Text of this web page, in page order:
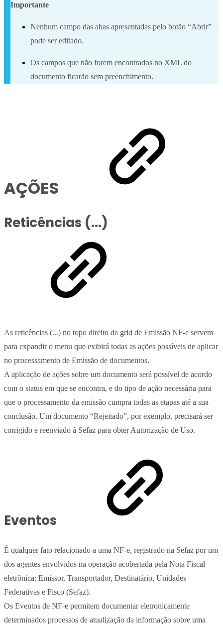
Importante
Nenhum campo das abas apresentadas pelo botão “Abrir”
pode ser editado.
Os campos que não forem encontrados no XML do
documento ficarão sem preenchimento.
AÇÕES
Reticências (...)
As reticências (...) no topo direito da grid de Emissão NF-e servem
para expandir o menu que exibirá todas as ações possíveis de aplicar
no processamento de Emissão de documentos.
A aplicação de ações sobre um documento será possível de acordo
com o status em que se encontra, e do tipo de ação necessária para
que o processamento da emissão cumpra todas as etapas até a sua
conclusão. Um documento “Rejeitado”, por exemplo, precisará ser
corrigido e reenviado à Sefaz para obter Autorização de Uso.
Eventos
É qualquer fato relacionado a uma NF-e, registrado na Sefaz por um
dos agentes envolvidos na operação acobertada pela Nota Fiscal
eletrônica: Emissor, Transportador, Destinatário, Unidades
Federativas e Fisco (Sefaz).
Os Eventos de NF-e permitem documentar eletronicamente
determinados processos de atualização da informação sobre uma